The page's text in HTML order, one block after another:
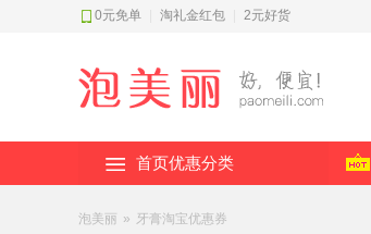
0元免单 淘礼金红包 2元好货
首页优惠分类
泡美丽 » 牙膏淘宝优惠券